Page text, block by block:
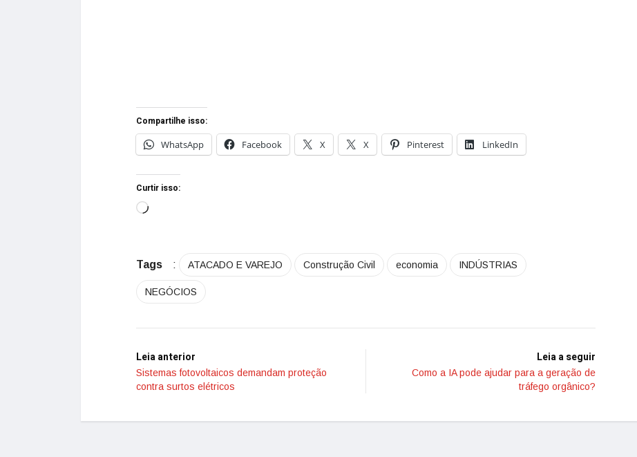
Compartilhe isso:
WhatsApp
Facebook X X Pinterest LinkedIn
Curtir isso:
Tags : ATACADO E VAREJO Construção Civil economia INDÚSTRIAS
NEGÓCIOS
Leia anterior
Sistemas fotovoltaicos demandam proteção
contra surtos elétricos
Leia a seguir
Como a IA pode ajudar para a geração de
tráfego orgânico?